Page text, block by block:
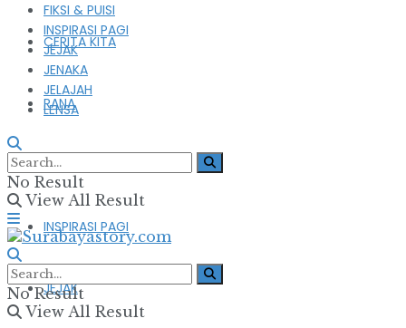
CERITA KITA
RANA
FIKSI & PUISI
INSPIRASI PAGI
JEJAK
FIKSI & PUISI
INSPIRASI PAGI
JEJAK
JENAKA
JELAJAH
LENSA
No Result
View All Result
No Result
View All Result